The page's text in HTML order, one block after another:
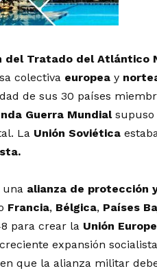
del Tratado del Atlántico
colectiva europea y
de sus 30 países
Guerra Mundialsupuso
La Unión Soviética
una alianza de protección
Francia, Bélgica, Países
para crear la Unión
expansión
que la alianza militar